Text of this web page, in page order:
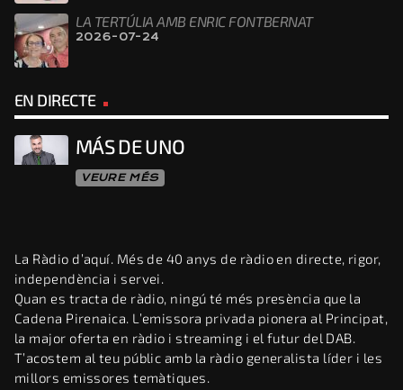
LA TERTÚLIA AMB ENRIC FONTBERNAT
2026-07-24
EN DIRECTE
MÁS DE UNO
VEURE MÉS
La Ràdio d’aquí. Més de 40 anys de ràdio en directe, rigor,
independència i servei.
Quan es tracta de ràdio, ningú té més presència que la
Cadena Pirenaica. L’emissora privada pionera al Principat,
la major oferta en ràdio i streaming i el futur del DAB.
T’acostem al teu públic amb la ràdio generalista líder i les
millors emissores temàtiques.